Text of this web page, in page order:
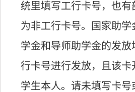
统里填写工行卡号，也有
为非工行卡号。国家助学
学金和导师助学金的发放
行卡号进行发放，且该卡
学生本人。请未填写卡号